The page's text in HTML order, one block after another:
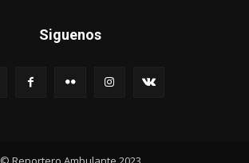
Siguenos